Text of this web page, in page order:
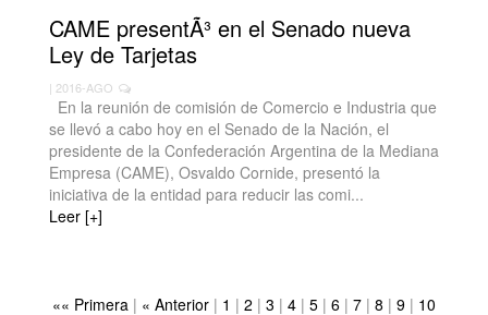
CAME presentÃ³ en el Senado nueva
Ley de Tarjetas
| 2016-AGO
En la reunión de comisión de Comercio e Industria que
se llevó a cabo hoy en el Senado de la Nación, el
presidente de la Confederación Argentina de la Mediana
Empresa (CAME), Osvaldo Cornide, presentó la
iniciativa de la entidad para reducir las comi...
Leer [+]
«« Primera | « Anterior | 1 | 2 | 3 | 4 | 5 | 6 | 7 | 8 | 9 | 10